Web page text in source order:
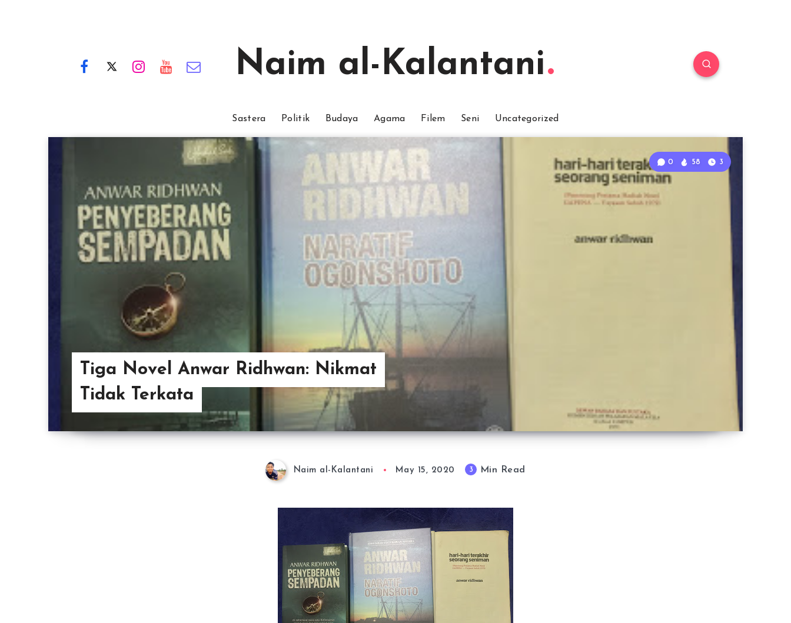
Naim al-Kalantani
Sastera Politik Budaya Agama Filem Seni Uncategorized
Tiga Novel Anwar Ridhwan: Nikmat
Tidak Terkata
0 58 3
Naim al-Kalantani May 15, 2020 3 Min Read